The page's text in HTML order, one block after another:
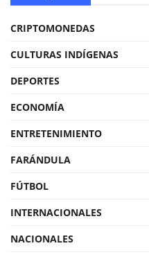
CRIPTOMONEDAS
CULTURAS INDÍGENAS
DEPORTES
ECONOMÍA
ENTRETENIMIENTO
FARÁNDULA
FÚTBOL
INTERNACIONALES
NACIONALES